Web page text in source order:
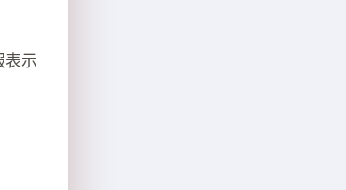
表示